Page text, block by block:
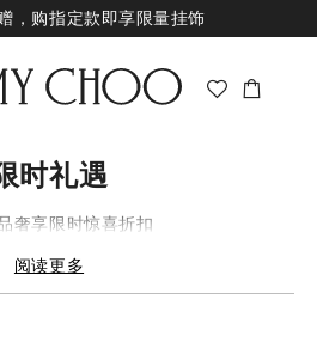
，购指定款即享限量挂饰
尊享至高24期免息
，购指定款即享限量挂饰
时礼遇
奢享限时惊喜折扣
阅读更多